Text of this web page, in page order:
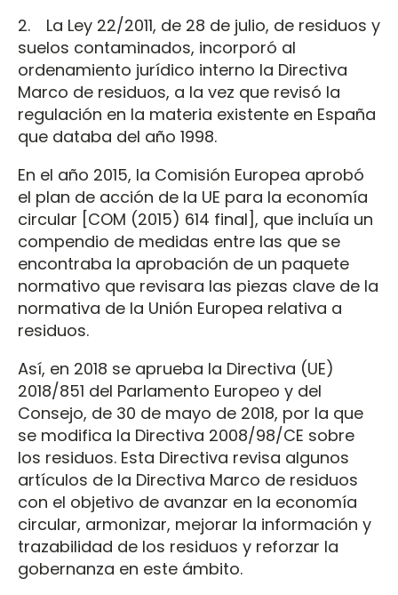
2. La Ley 22/2011, de 28 de julio, de residuos y
suelos contaminados, incorporó al
ordenamiento jurídico interno la Directiva
Marco de residuos, a la vez que revisó la
regulación en la materia existente en España
que databa del año 1998.
En el año 2015, la Comisión Europea aprobó
el plan de acción de la UE para la economía
circular [COM (2015) 614 final], que incluía un
compendio de medidas entre las que se
encontraba la aprobación de un paquete
normativo que revisara las piezas clave de la
normativa de la Unión Europea relativa a
residuos.
Así, en 2018 se aprueba la Directiva (UE)
2018/851 del Parlamento Europeo y del
Consejo, de 30 de mayo de 2018, por la que
se modifica la Directiva 2008/98/CE sobre
los residuos. Esta Directiva revisa algunos
artículos de la Directiva Marco de residuos
con el objetivo de avanzar en la economía
circular, armonizar, mejorar la información y
trazabilidad de los residuos y reforzar la
gobernanza en este ámbito.